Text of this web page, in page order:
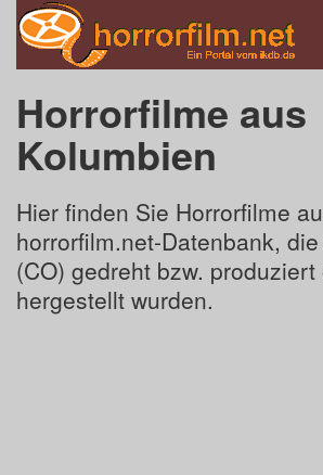
Horrorfilme aus
Kolumbien
Hier finden Sie Horrorfilme
horrorfilm.net-Datenbank,
(CO) gedreht bzw. produziert
hergestellt wurden.